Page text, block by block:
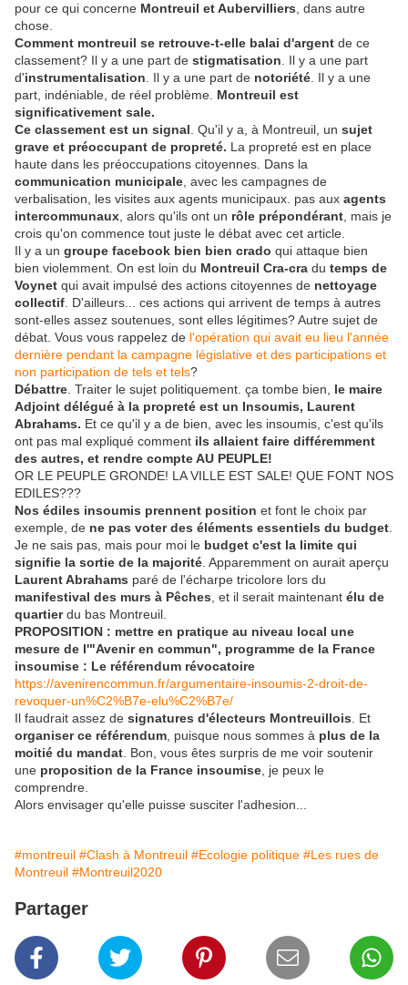
pour ce qui concerne Montreuil et Aubervilliers , dans autre
chose.
Comment montreuil se retrouve-t-elle balai d'argent de ce
classement? Il y a une part de stigmatisation . Il y a une part
d'instrumentalisation . Il y a une part de notoriété . Il y a une
part, indéniable, de réel problème. Montreuil est
significativement sale.
Ce classement est un signal . Qu'il y a, à Montreuil, un sujet
grave et préoccupant de propreté. La propreté est en place
haute dans les préoccupations citoyennes. Dans la
communication municipale , avec les campagnes de
verbalisation, les visites aux agents municipaux. pas aux agents
intercommunaux , alors qu'ils ont un rôle prépondérant , mais je
crois qu'on commence tout juste le débat avec cet article.
Il y a un groupe facebook bien bien crado qui attaque bien
bien violemment. On est loin du Montreuil Cra-cra du temps de
Voynet qui avait impulsé des actions citoyennes de nettoyage
collectif . D'ailleurs... ces actions qui arrivent de temps à autres
sont-elles assez soutenues, sont elles légitimes? Autre sujet de
débat. Vous vous rappelez de l'opération qui avait eu lieu l'année
dernière pendant la campagne législative et des participations et
non participation de tels et tels?
Débattre . Traiter le sujet politiquement. ça tombe bien,
le maire
Adjoint délégué à la propreté est un Insoumis, Laurent
Abrahams. Et ce qu'il y a de bien, avec les insoumis, c'est qu'ils
ont pas mal expliqué comment ils allaient faire différemment
des autres, et rendre compte AU PEUPLE!
OR LE PEUPLE GRONDE! LA VILLE EST SALE! QUE FONT NOS
EDILES???
Nos édiles insoumis prennent position et font le choix par
exemple, de ne pas voter des éléments essentiels du budget
Je ne sais pas, mais pour moi le budget c'est la limite qui
signifie la sortie de la majorité . Apparemment on aurait aperçu
Laurent Abrahams paré de l'écharpe tricolore lors du
manifestival des murs à Pêches , et il serait maintenant élu de
quartierdu bas Montreuil.
PROPOSITION : mettre en pratique au niveau local une
mesure de l'"Avenir en commun", programme de la France
insoumise : Le référendum révocatoire
https://avenirencommun.fr/argumentaire-insoumis-2-droit-de-
revoquer-un%C2%B7e-elu%C2%B7e/
Il faudrait assez de signatures d'électeurs Montreuillois . Et
organiser ce référendum , puisque nous sommes à plus de la
moitié du mandat . Bon, vous êtes surpris de me voir soutenir
une proposition de la France insoumise , je peux le
comprendre.
Alors envisager qu'elle puisse susciter l'adhesion...
#montreuil #Clash à Montreuil #Ecologie politique #Les rues de
Montreuil #Montreuil2020
Partager